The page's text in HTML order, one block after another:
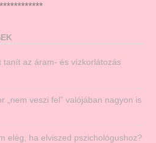
tanít az áram- és vízkorlátozás
„nem veszi fel” valójában nagyon is
elég, ha elviszed pszichológushoz?